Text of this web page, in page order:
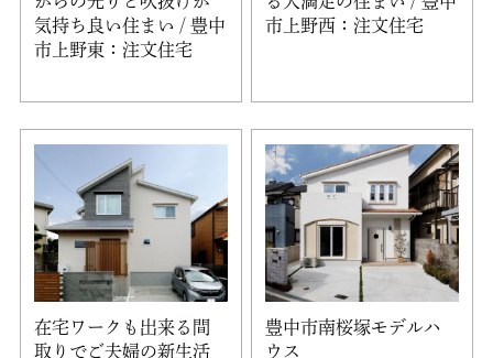
気持ち良い住まい / 豊中
市上野東：注文住宅
市上野西：注文住宅
在宅ワークも出来る間
取りでご夫婦の新生活
豊中市南桜塚モデルハ
ウス